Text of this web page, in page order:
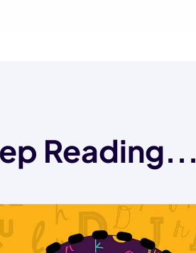
Reading...